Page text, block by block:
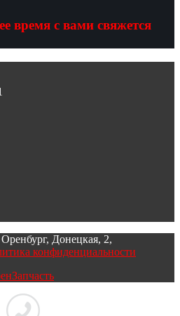
время с вами свяжется
Донецкая, 2,
конфиденциальности